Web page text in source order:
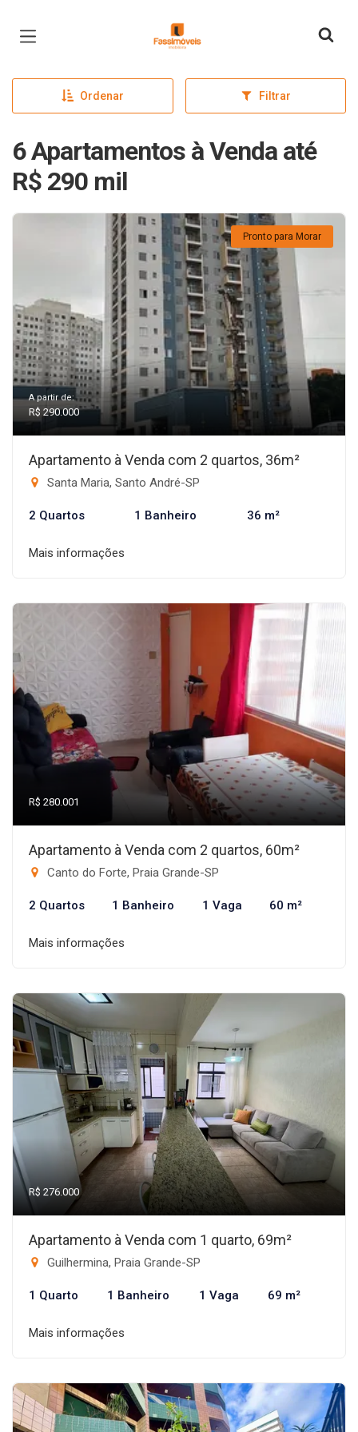
Página inicial
Ordenar Filtrar
6 Apartamentos à Venda até
R$ 290 mil
Pronto para Morar
A partir de:
R$ 290.000
Apartamento à Venda com 2 quartos, 36m²
Santa Maria, Santo André-SP
2 Quartos 1 Banheiro 36 m²
Mais informações
R$ 280.001
Apartamento à Venda com 2 quartos, 60m²
Canto do Forte, Praia Grande-SP
2 Quartos 1 Banheiro 1 Vaga 60 m²
Mais informações
R$ 276.000
Apartamento à Venda com 1 quarto, 69m²
Guilhermina, Praia Grande-SP
1 Quarto 1 Banheiro 1 Vaga 69 m²
Mais informações